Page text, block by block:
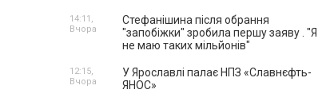
Стефанішина після обрання
"запобіжки" зробила першу заяву . "Я
не маю таких мільйонів"
14:11,
Вчора
У Ярославлі палає НПЗ «Славнєфть-
ЯНОС»
12:15,
Вчора